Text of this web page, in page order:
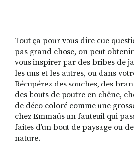
Tout ça pour vous dire que
pas grand chose, on peut
vous inspirer par des bribes de
les uns et les autres, ou dans
Récupérez des souches, des
des bouts de poutre en chêne,
de déco coloré comme une
chez Emmaüs un fauteuil qui
faites d’un bout de paysage ou
nature.